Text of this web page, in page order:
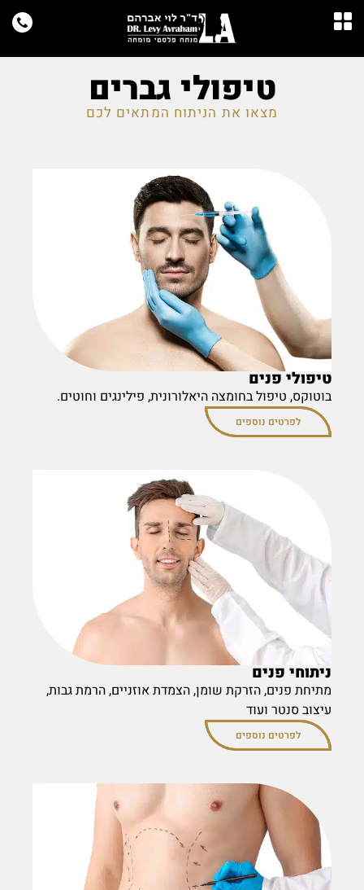
טיפולי גברים
מצאו את הניתוח המתאים לכם
טיפולי פנים
בוטוקס, טיפול בחומצה היאלורונית, פילינגים וחוטים.
לפרטים נוספים
ניתוחי פנים
מתיחת פנים, הזרקת שומן, הצמדת אוזניים, הרמת גבות,
עיצוב סנטר ועוד
לפרטים נוספים